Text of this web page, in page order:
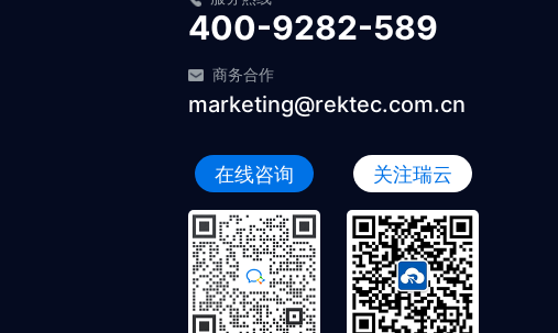
400-9282-589
商务合作
marketing@rektec.com.cn
在线咨询 关注瑞云